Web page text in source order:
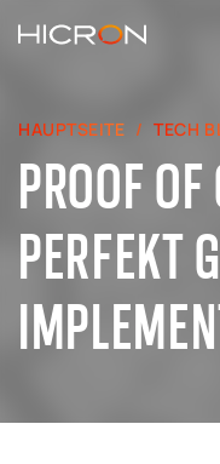
HAUPTSEITE TECH
PROOF
PERFEKT